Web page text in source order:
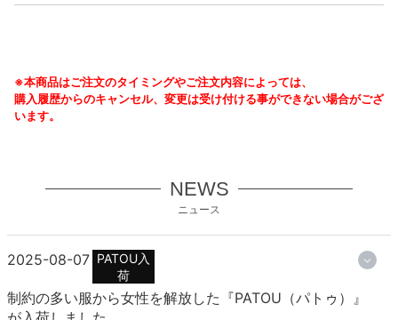
※本商品はご注文のタイミングやご注文内容によっては、
購入履歴からのキャンセル、変更は受け付ける事ができない場合がござ
います。
NEWS
ニュース
2025-08-07 PATOU入
荷
制約の多い服から女性を解放した『PATOU（パトゥ）』